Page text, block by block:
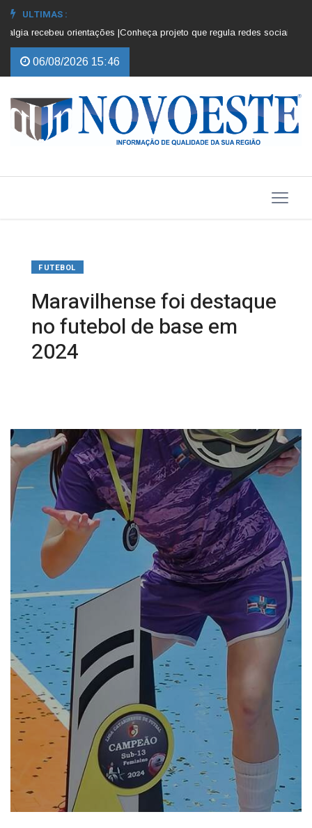
ULTIMAS :
recebeu orientações |Conheça projeto que regula redes sociais para
06/08/2026 15:46
FUTEBOL
Maravilhense foi destaque
no futebol de base em
2024